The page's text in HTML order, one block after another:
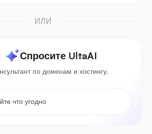
ИЛИ
Спросите UltaAI
по доменам и хостингу.